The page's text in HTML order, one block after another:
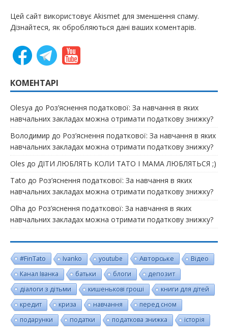
Цей сайт використовує Akismet для зменшення спаму.
Дізнайтеся, як обробляються дані ваших коментарів.
КОМЕНТАРІ
Olesya до Роз’яснення податкової: За навчання в яких
навчальних закладах можна отримати податкову знижку?
Володимир до Роз’яснення податкової: За навчання в яких
навчальних закладах можна отримати податкову знижку?
Oles до ДІТИ ЛЮБЛЯТЬ КОЛИ ТАТО І МАМА ЛЮБЛЯТЬСЯ ;)
Tato до Роз’яснення податкової: За навчання в яких
навчальних закладах можна отримати податкову знижку?
Olha до Роз’яснення податкової: За навчання в яких
навчальних закладах можна отримати податкову знижку?
#FinTato Ivanko youtube Авторське
Відео
Канал Іванка
батьки блоги депозит
діалоги з дітьми кишенькові гроші
книги для дітей
кредит
криза навчання
перед сном
подарунки
податки податкова знижка історія